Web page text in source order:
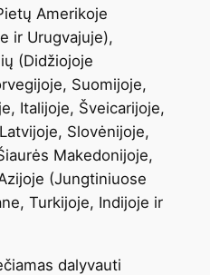
Amerikoje
ir Urugvajuje),
(Didžiojoje
Suomijoje,
Italijoje, Šveicarijoje,
Slovėnijoje,
Makedonijoje,
(Jungtiniuose
Turkijoje, Indijoje ir
dalyvauti